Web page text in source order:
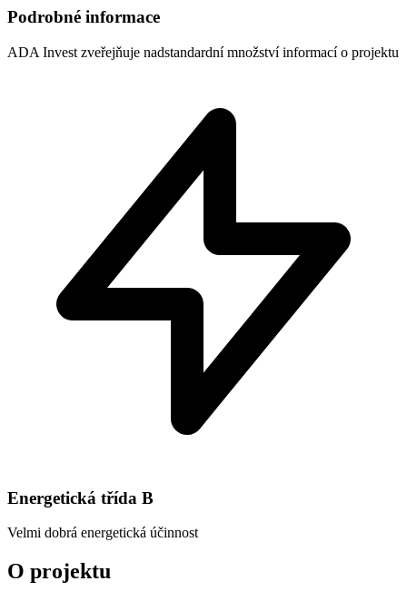
Podrobné informace
ADA Invest zveřejňuje nadstandardní množství informací o projektu
Energetická třída B
Velmi dobrá energetická účinnost
O projektu